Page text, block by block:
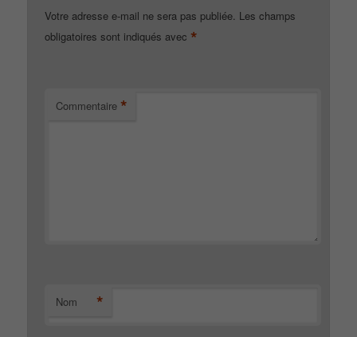
Votre adresse e-mail ne sera pas publiée. Les champs
obligatoires sont indiqués avec *
Commentaire *
Nom *